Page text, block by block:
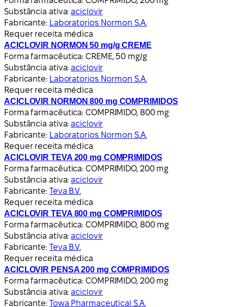
Substância ativa:aciclovir
Fabricante: Laboratorios Normon S.A.
Requer receita médica
ACICLOVIR NORMON 50 mg/g CREME
Forma farmacêutica: CREME, 50 mg/g
Substância ativa:aciclovir
Fabricante: Laboratorios Normon S.A.
Requer receita médica
ACICLOVIR NORMON 800 mg COMPRIMIDOS
Forma farmacêutica: COMPRIMIDO, 800 mg
Substância ativa:aciclovir
Fabricante: Laboratorios Normon S.A.
Requer receita médica
ACICLOVIR TEVA 200 mg COMPRIMIDOS
Forma farmacêutica: COMPRIMIDO, 200 mg
Substância ativa:aciclovir
Fabricante: Teva B.V.
Requer receita médica
ACICLOVIR TEVA 800 mg COMPRIMIDOS
Forma farmacêutica: COMPRIMIDO, 800 mg
Substância ativa:aciclovir
Fabricante: Teva B.V.
Requer receita médica
ACICLOVIR PENSA 200 mg COMPRIMIDOS
Forma farmacêutica: COMPRIMIDO, 200 mg
Substância ativa:aciclovir
Fabricante: Towa Pharmaceutical S.A.